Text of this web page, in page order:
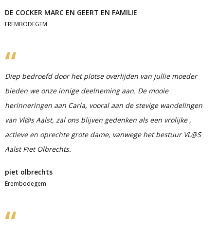
DE COCKER MARC EN GEERT EN FAMILIE
EREMBODEGEM
Diep bedroefd door het plotse overlijden van jullie moeder
bieden we onze innige deelneming aan. De mooie
herinneringen aan Carla, vooral aan de stevige wandelingen
van Vl@s Aalst, zal ons blijven gedenken als een vrolijke ,
actieve en oprechte grote dame, vanwege het bestuur VL@S
Aalst Piet Olbrechts.
piet olbrechts
Erembodegem